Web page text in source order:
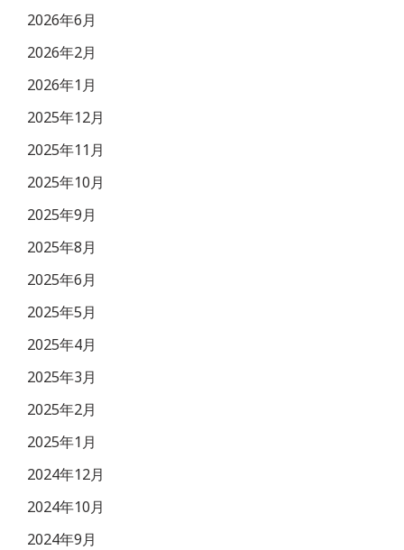
2026年6月
2026年2月
2026年1月
2025年12月
2025年11月
2025年10月
2025年9月
2025年8月
2025年6月
2025年5月
2025年4月
2025年3月
2025年2月
2025年1月
2024年12月
2024年10月
2024年9月